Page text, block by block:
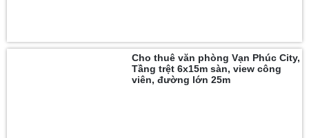
Cho thuê văn phòng Vạn Phúc City,
Tầng trệt 6x15m sàn, view công
viên, đường lớn 25m